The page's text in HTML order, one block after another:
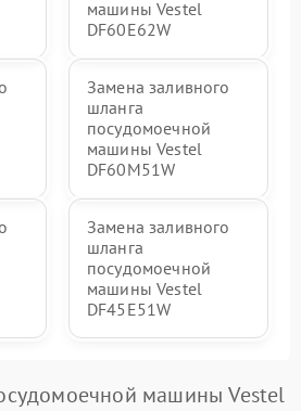
машины Vestel
DF60E62W
Замена заливного
шланга
посудомоечной
машины Vestel
DF60M51W
Замена заливного
шланга
посудомоечной
машины Vestel
DF45E51W
машины Vestel